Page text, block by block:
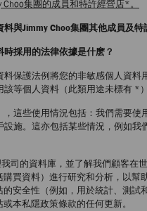
集團的成員和特許經營店*。
與Jimmy Choo集團其他成員及
採用的法律依據是什麽？
料保護法例將您的非敏感個人資
等個人資料（此類用途未標有 *）
，這些使用情況包括：我們需要
設施。這亦包括某些情況，例如
司的資料庫，並了解我們顧客在
買資料）進行研究和分析，以幫
安全性（例如，用於統計、測試
本私隱政策條款的任何更新。